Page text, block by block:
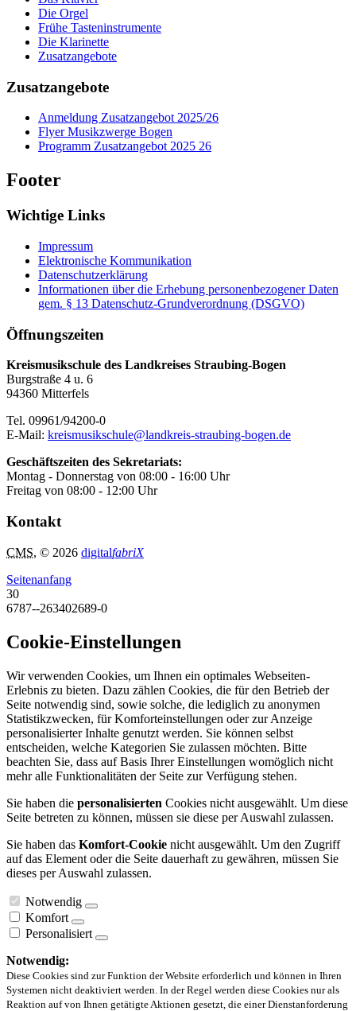
Die Orgel
Frühe Tasteninstrumente
Die Klarinette
Zusatzangebote
Zusatzangebote
Anmeldung Zusatzangebot 2025/26
Flyer Musikzwerge Bogen
Programm Zusatzangebot 2025 26
Footer
Wichtige Links
Impressum
Elektronische Kommunikation
Datenschutzerklärung
Informationen über die Erhebung personenbezogener Daten
gem. § 13 Datenschutz-Grundverordnung (DSGVO)
Öffnungszeiten
Kreismusikschule des Landkreises Straubing-Bogen
Burgstraße 4 u. 6
94360 Mitterfels
Tel. 09961/94200-0
E-Mail: kreismusikschule@landkreis-straubing-bogen.de
Geschäftszeiten des Sekretariats:
Montag - Donnerstag von 08:00 - 16:00 Uhr
Freitag von 08:00 - 12:00 Uhr
Kontakt
CMS, © 2026 digitalfabriX
Seitenanfang
30
6787--263402689-0
Cookie-Einstellungen
Wir verwenden Cookies, um Ihnen ein optimales Webseiten-
Erlebnis zu bieten. Dazu zählen Cookies, die für den Betrieb der
Seite notwendig sind, sowie solche, die lediglich zu anonymen
Statistikzwecken, für Komforteinstellungen oder zur Anzeige
personalisierter Inhalte genutzt werden. Sie können selbst
entscheiden, welche Kategorien Sie zulassen möchten. Bitte
beachten Sie, dass auf Basis Ihrer Einstellungen womöglich nicht
mehr alle Funktionalitäten der Seite zur Verfügung stehen.
Sie haben die personalisierten Cookies nicht ausgewählt. Um diese
Seite betreten zu können, müssen sie diese per Auswahl zulassen.
Sie haben das Komfort-Cookie nicht ausgewählt. Um den Zugriff
auf das Element oder die Seite dauerhaft zu gewähren, müssen Sie
dieses per Auswahl zulassen.
Notwendig
Komfort
Personalisiert
Notwendig:
Diese Cookies sind zur Funktion der Website erforderlich und können in Ihren
Systemen nicht deaktiviert werden. In der Regel werden diese Cookies nur als
Reaktion auf von Ihnen getätigte Aktionen gesetzt, die einer Dienstanforderung